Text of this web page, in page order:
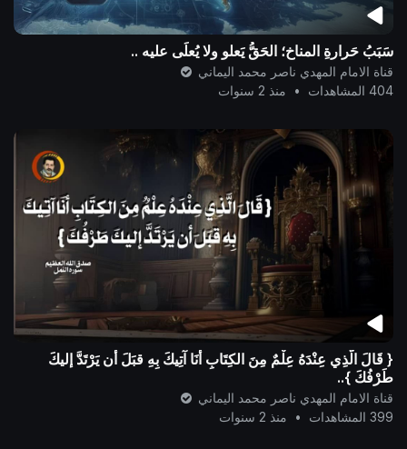
سَبَبُ حَرارةِ المناخ؛ الحَقُّ يَعلو ولا يُعلَى عليه ..
قناة الامام المهدي ناصر محمد اليماني
404 المشاهدات
• منذ 2 سنوات
{ قَالَ الَّذِي عِنْدَهُ عِلْمٌ مِنَ الكِتَابِ أنَا آتِيكَ بِهِ قبَلَ أن يَرْتَدَّ إليكَ
طَرْفُكَ }..
قناة الامام المهدي ناصر محمد اليماني
399 المشاهدات
• منذ 2 سنوات